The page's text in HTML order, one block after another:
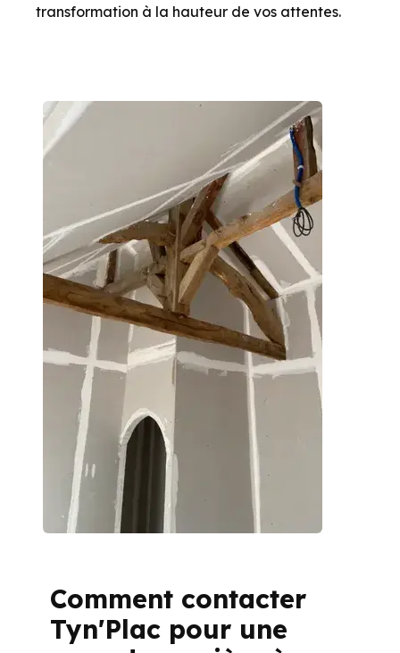
transformation à la hauteur de vos attentes.
Comment contacter
Tyn'Plac pour une